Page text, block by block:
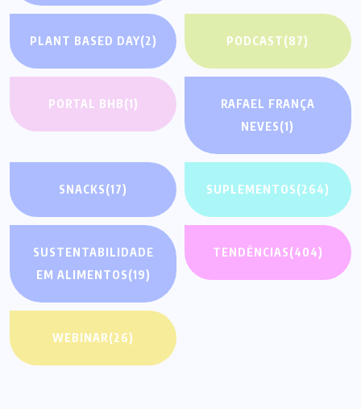
PLANT BASED DAY(2) PODCAST(87)
PORTAL BHB(1)
RAFAEL FRANÇA
NEVES(1)
SNACKS(17) SUPLEMENTOS(264)
SUSTENTABILIDADE
EM ALIMENTOS(19)
TENDÊNCIAS(404)
WEBINAR(26)